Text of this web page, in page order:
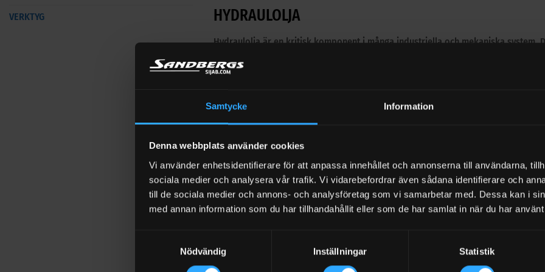
Samtycke Information
Denna webbplats använder cookies
Vi använder enhetsidentifierare för att anpassa innehållet och annonserna till användarna,
sociala medier och analysera vår trafik. Vi vidarebefordrar även sådana identifierare och
till de sociala medier och annons- och analysföretag som vi samarbetar med. Dessa kan i
med annan information som du har tillhandahållit eller som de har samlat in när du har
Nödvändig
Inställningar Statistik
VERKTYG
HYDRAULOLJA
Hydraulolja är en kritisk komponent i många industriella och mekaniska
av hydrauliska maskiner och utrustning. I denna artikel utforskar vi
underhållsaspekter för att maximera dess prestanda och livslängd.
Vad är hydraulolja?
Hydraulolja, som ofta anses vara systemets livblod, är en specialdesignad
utformad för att tåla höga tryck och temperaturer samtidigt som den minskar
Typer av Hydraulolja
Det finns flera typer av hydraulolja tillgängliga på marknaden, var och en
Biologiskt nedbrytbar Hydraulolja: Idealisk för användning i miljökänsliga